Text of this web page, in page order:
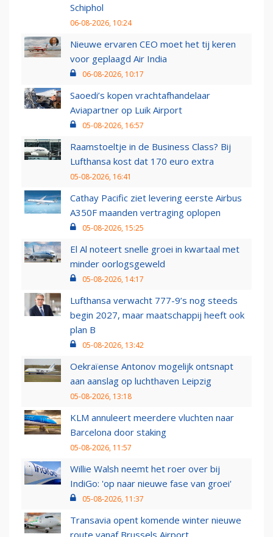
Schiphol
06-08-2026, 10:24
Nieuwe ervaren CEO moet het tij keren
voor geplaagd Air India
06-08-2026, 10:17
Saoedi’s kopen vrachtafhandelaar
Aviapartner op Luik Airport
05-08-2026, 16:57
Raamstoeltje in de Business Class? Bij
Lufthansa kost dat 170 euro extra
05-08-2026, 16:41
Cathay Pacific ziet levering eerste Airbus
A350F maanden vertraging oplopen
05-08-2026, 15:25
El Al noteert snelle groei in kwartaal met
minder oorlogsgeweld
05-08-2026, 14:17
Lufthansa verwacht 777-9’s nog steeds
begin 2027, maar maatschappij heeft ook
plan B
05-08-2026, 13:42
Oekraïense Antonov mogelijk ontsnapt
aan aanslag op luchthaven Leipzig
05-08-2026, 13:18
KLM annuleert meerdere vluchten naar
Barcelona door staking
05-08-2026, 11:57
Willie Walsh neemt het roer over bij
IndiGo: 'op naar nieuwe fase van groei'
05-08-2026, 11:37
Transavia opent komende winter nieuwe